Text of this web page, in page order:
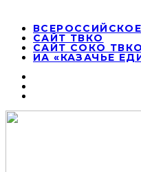
САЙТ ТВКО
САЙТ СОКО ТВКО
ИА «КАЗАЧЬЕ